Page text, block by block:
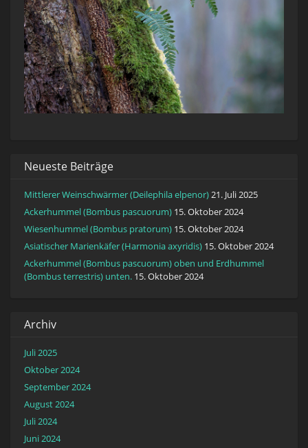
Neueste Beiträge
Mittlerer Weinschwärmer (Deilephila elpenor)21. Juli 2025
Ackerhummel (Bombus pascuorum) 15. Oktober 2024
Wiesenhummel (Bombus pratorum) 15. Oktober 2024
Asiatischer Marienkäfer (Harmonia axyridis) 15. Oktober 2024
Ackerhummel (Bombus pascuorum) oben und Erdhummel
(Bombus terrestris) unten. 15. Oktober 2024
Archiv
Juli 2025
Oktober 2024
September 2024
August 2024
Juli 2024
Juni 2024